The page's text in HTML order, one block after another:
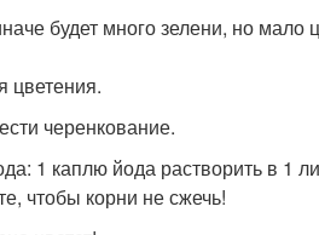
будет много зелени, но мало
цветения.
черенкование.
1 каплю йода растворить в 1
чтобы корни не сжечь!